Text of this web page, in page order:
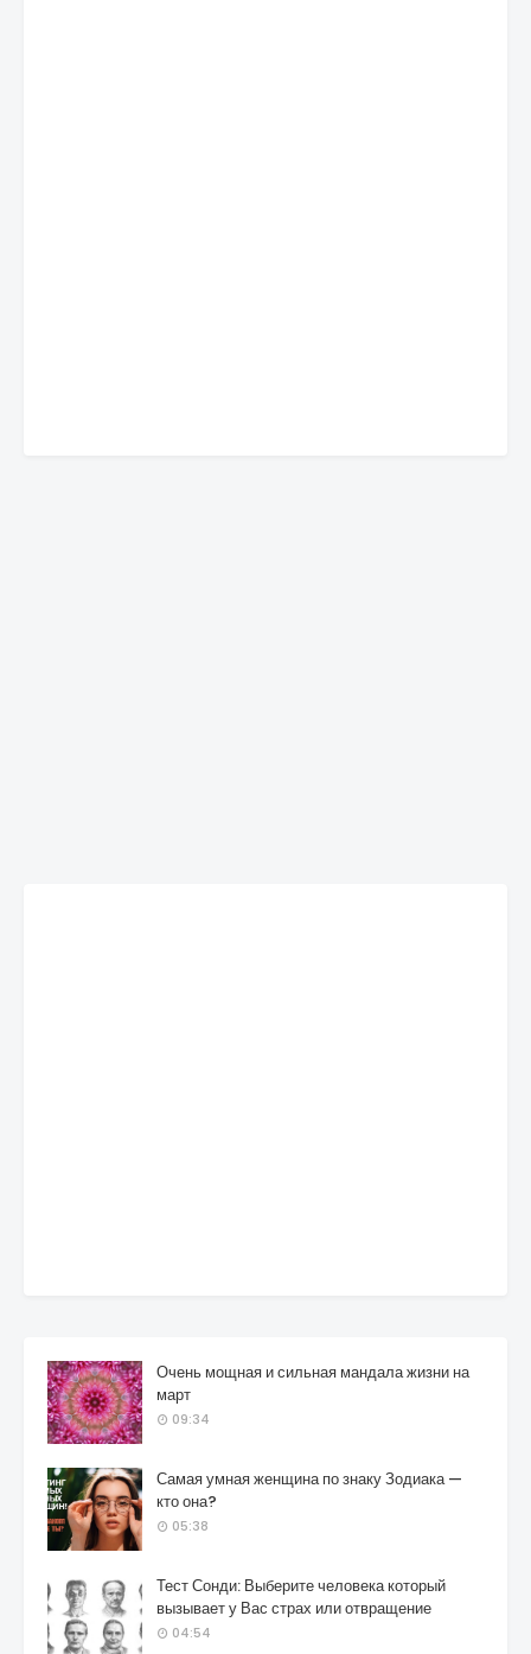
Очень мощная и сильная мандала жизни на
март
09:34
Самая умная женщина по знаку Зодиака —
кто она?
05:38
Тест Сонди: Выберите человека который
вызывает у Вас страх или отвращение
04:54